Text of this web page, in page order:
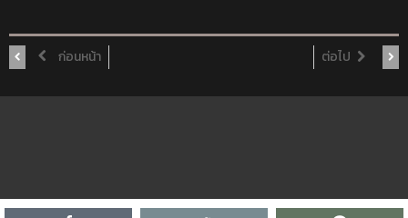
ก่อนหน้า ต่อไป